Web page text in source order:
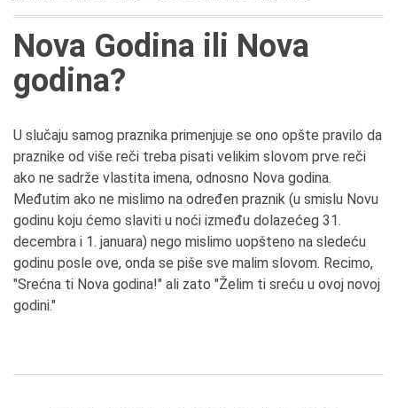
Nova Godina ili Nova
godina?
U slučaju samog praznika primenjuje se ono opšte pravilo da
praznike od više reči treba pisati velikim slovom prve reči
ako ne sadrže vlastita imena, odnosno Nova godina.
Međutim ako ne mislimo na određen praznik (u smislu Novu
godinu koju ćemo slaviti u noći između dolazećeg 31.
decembra i 1. januara) nego mislimo uopšteno na sledeću
godinu posle ove, onda se piše sve malim slovom. Recimo,
"Srećna ti Nova godina!" ali zato "Želim ti sreću u ovoj novoj
godini."